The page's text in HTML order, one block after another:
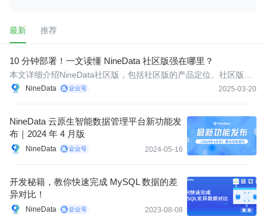
最新 推荐
10 分钟部署！一文读懂 NineData 社区版强在哪里？
NineData 2025-03-20
本文详细介绍NineData社区版，包括社区版的产品定位、社区版和
企业版的多维度对比、以及与主流工具全方位对比，帮助您快速了
NineData 云原生智能数据管理平台新功能发
布｜2024 年 4 月版
NineData 2024-05-16
开发秘籍，教你快速完成 MySQL 数据的差
异对比！
NineData 2023-08-08